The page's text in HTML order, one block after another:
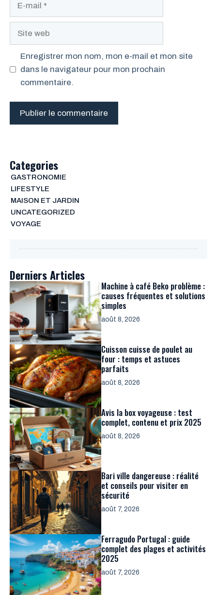
Site
Enregistrer mon nom, mon e-mail et mon site
dans le navigateur pour mon prochain
commentaire.
Categories
GASTRONOMIE
LIFESTYLE
MAISON ET JARDIN
UNCATEGORIZED
VOYAGE
Derniers Articles
Machine à café Beko problème :
causes fréquentes et solutions
simples
août 8, 2026
Cuisson cuisse de poulet au
four : temps et astuces
parfaits
août 8, 2026
Avis la box voyageuse : test
complet, contenu et prix 2025
août 8, 2026
Bari ville dangereuse : réalité
et conseils pour visiter en
sécurité
août 7, 2026
Ferragudo Portugal : guide
complet des plages et activités
2025
août 7, 2026